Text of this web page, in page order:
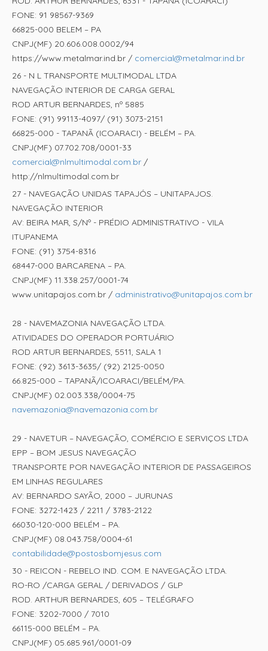
FONE: 91 98567-9369
66825-000 BELEM – PA
CNPJ(MF) 20.606.008.0002/94
https://www.metalmar.ind.br / comercial@metalmar.ind.br
26 - N L TRANSPORTE MULTIMODAL LTDA
NAVEGAÇÃO INTERIOR DE CARGA GERAL
ROD ARTUR BERNARDES, nº 5885
FONE: (91) 99113-4097/ (91) 3073-2151
66825-000 - TAPANÃ (ICOARACI) - BELÉM – PA.
CNPJ(MF) 07.702.708/0001-33
comercial@nlmultimodal.com.br /
http://nlmultimodal.com.br
27 - NAVEGAÇÃO UNIDAS TAPAJÓS – UNITAPAJOS.
NAVEGAÇÃO INTERIOR
AV: BEIRA MAR, S/Nº - PRÉDIO ADMINISTRATIVO - VILA
ITUPANEMA
FONE: (91) 3754-8316
68447-000 BARCARENA – PA.
CNPJ(MF) 11.338.257/0001-74
www.unitapajos.com.br / administrativo@unitapajos.com.br
28 - NAVEMAZONIA NAVEGAÇÃO LTDA.
ATIVIDADES DO OPERADOR PORTUÁRIO
ROD ARTUR BERNARDES, 5511, SALA 1
FONE: (92) 3613-3635/ (92) 2125-0050
66.825-000 – TAPANÃ/ICOARACI/BELÉM/PA.
CNPJ(MF) 02.003.338/0004-75
navemazonia@navemazonia.com.br
29 - NAVETUR – NAVEGAÇÃO, COMÉRCIO E SERVIÇOS LTDA
EPP – BOM JESUS NAVEGAÇÃO
TRANSPORTE POR NAVEGAÇÃO INTERIOR DE PASSAGEIROS
EM LINHAS REGULARES
AV: BERNARDO SAYÃO, 2000 – JURUNAS
FONE: 3272-1423 / 2211 / 3783-2122
66030-120-000 BELÉM – PA.
CNPJ(MF) 08.043.758/0004-61
contabilidade@postosbomjesus.com
30 - REICON - REBELO IND. COM. E NAVEGAÇÃO LTDA.
RO-RO /CARGA GERAL / DERIVADOS / GLP
ROD. ARTHUR BERNARDES, 605 – TELÉGRAFO
FONE: 3202-7000 / 7010
66115-000 BELÉM – PA.
CNPJ(MF) 05.685.961/0001-09